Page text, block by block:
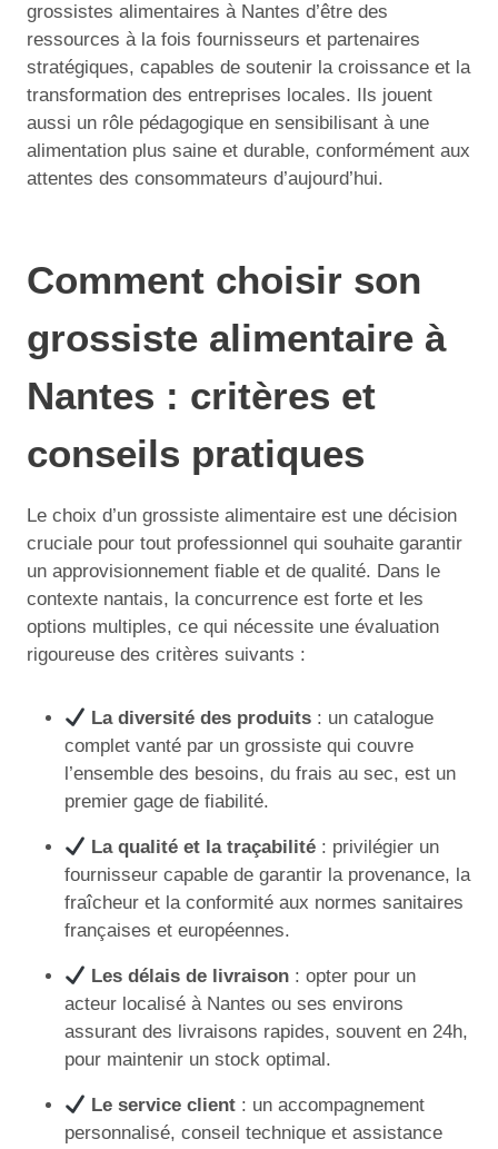
grossistes alimentaires à Nantes d’être des
ressources à la fois fournisseurs et partenaires
stratégiques, capables de soutenir la croissance et la
transformation des entreprises locales. Ils jouent
aussi un rôle pédagogique en sensibilisant à une
alimentation plus saine et durable, conformément aux
attentes des consommateurs d’aujourd’hui.
Comment choisir son
grossiste alimentaire à
Nantes : critères et
conseils pratiques
Le choix d’un grossiste alimentaire est une décision
cruciale pour tout professionnel qui souhaite garantir
un approvisionnement fiable et de qualité. Dans le
contexte nantais, la concurrence est forte et les
options multiples, ce qui nécessite une évaluation
rigoureuse des critères suivants :
La diversité des produits : un catalogue
complet vanté par un grossiste qui couvre
l’ensemble des besoins, du frais au sec, est un
premier gage de fiabilité.
La qualité et la traçabilité : privilégier un
fournisseur capable de garantir la provenance, la
fraîcheur et la conformité aux normes sanitaires
françaises et européennes.
Les délais de livraison : opter pour un
acteur localisé à Nantes ou ses environs
assurant des livraisons rapides, souvent en 24h,
pour maintenir un stock optimal.
Le service client : un accompagnement
personnalisé, conseil technique et assistance